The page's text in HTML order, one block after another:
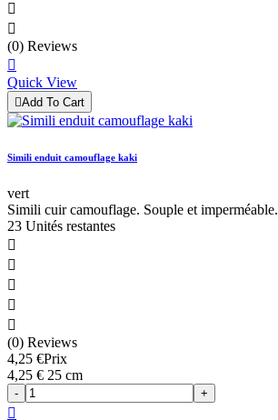


(0) Reviews

Quick View
Add To Cart
Simili enduit camouflage kaki
vert
Simili cuir camouflage. Souple et imperméable.
23 Unités restantes





(0) Reviews
4,25 €Prix
4,25 € 25 cm
- +
